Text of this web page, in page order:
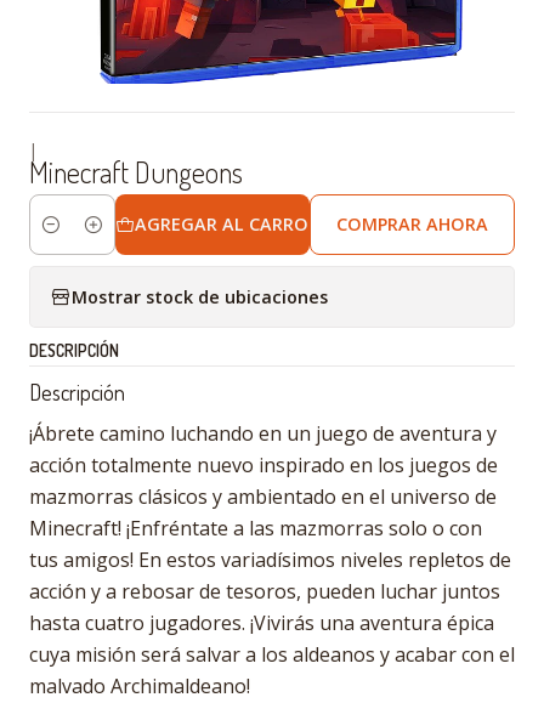
|
Minecraft Dungeons
Cantidad
AGREGAR AL CARRO COMPRAR AHORA
Mostrar stock de ubicaciones
DESCRIPCIÓN
Descripción
¡Ábrete camino luchando en un juego de aventura y
acción totalmente nuevo inspirado en los juegos de
mazmorras clásicos y ambientado en el universo de
Minecraft! ¡Enfréntate a las mazmorras solo o con
tus amigos! En estos variadísimos niveles repletos de
acción y a rebosar de tesoros, pueden luchar juntos
hasta cuatro jugadores. ¡Vivirás una aventura épica
cuya misión será salvar a los aldeanos y acabar con el
malvado Archimaldeano!